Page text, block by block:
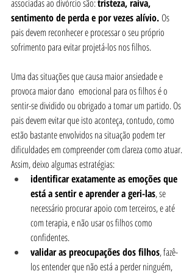
associadas ao divórcio são: tristeza, raiva,
sentimento de perda e por vezes alívio. Os
pais devem reconhecer e processar o seu próprio
sofrimento para evitar projetá-los nos filhos.
Uma das situações que causa maior ansiedade e
provoca maior dano  emocional para os filhos é o
sentir-se dividido ou obrigado a tomar um partido. Os
pais devem evitar que isto aconteça, contudo, como
estão bastante envolvidos na situação podem ter
dificuldades em compreender com clareza como atuar.
Assim, deixo algumas estratégias:
identificar exatamente as emoções que
está a sentir e aprender a geri-las, se
necessário procurar apoio com terceiros, e até
com terapia, e não usar os filhos como
confidentes.
validar as preocupações dos filhos, fazê-
los entender que não está a perder ninguém,